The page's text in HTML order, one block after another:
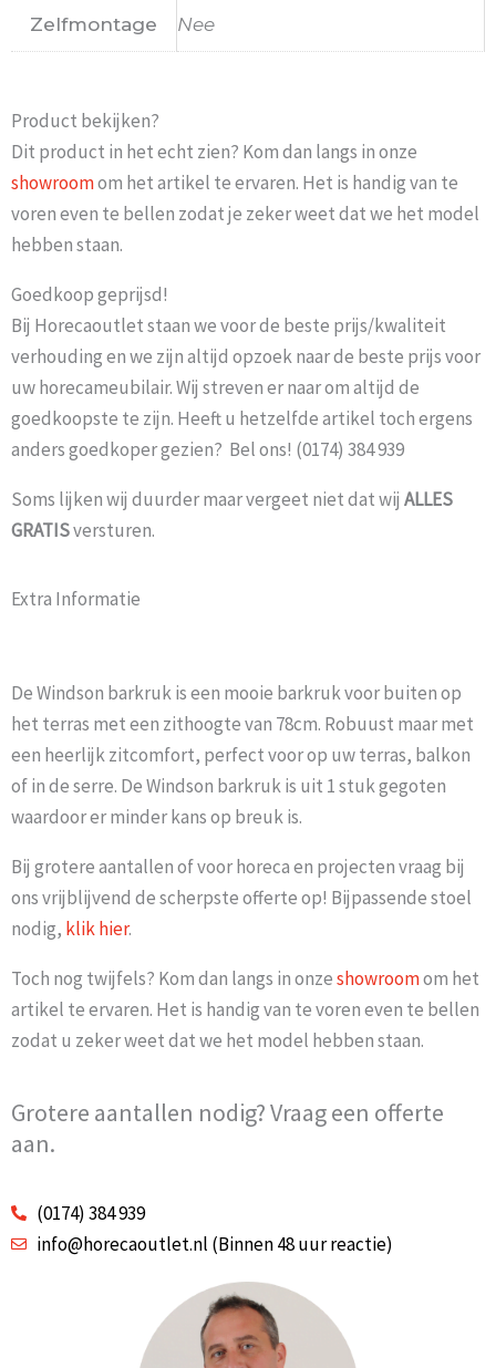
Zelfmontage Nee
Product bekijken?
Dit product in het echt zien? Kom dan langs in onze
showroomom het artikel te ervaren. Het is handig van te
voren even te bellen zodat je zeker weet dat we het model
hebben staan.
Goedkoop geprijsd!
Bij Horecaoutlet staan we voor de beste prijs/kwaliteit
verhouding en we zijn altijd opzoek naar de beste prijs voor
uw horecameubilair. Wij streven er naar om altijd de
goedkoopste te zijn. Heeft u hetzelfde artikel toch ergens
anders goedkoper gezien? Bel ons! (0174) 384 939
Soms lijken wij duurder maar vergeet niet dat wij ALLES
GRATISversturen.
Extra Informatie
De Windson barkruk is een mooie barkruk voor buiten op
het terras met een zithoogte van 78cm. Robuust maar met
een heerlijk zitcomfort, perfect voor op uw terras, balkon
of in de serre. De Windson barkruk is uit 1 stuk gegoten
waardoor er minder kans op breuk is.
Bij grotere aantallen of voor horeca en projecten vraag bij
ons vrijblijvend de scherpste offerte op! Bijpassende stoel
nodig, klik hier.
Toch nog twijfels? Kom dan langs in onzeshowroomom het
artikel te ervaren. Het is handig van te voren even te bellen
zodat u zeker weet dat we het model hebben staan.
Grotere aantallen nodig? Vraag een offerte
aan.
(0174) 384 939
info@horecaoutlet.nl (Binnen 48 uur reactie)